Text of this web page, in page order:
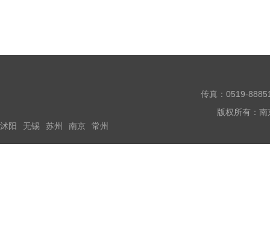
传真：0519-
版权所有：
沭阳
无锡 苏州 南京 常州